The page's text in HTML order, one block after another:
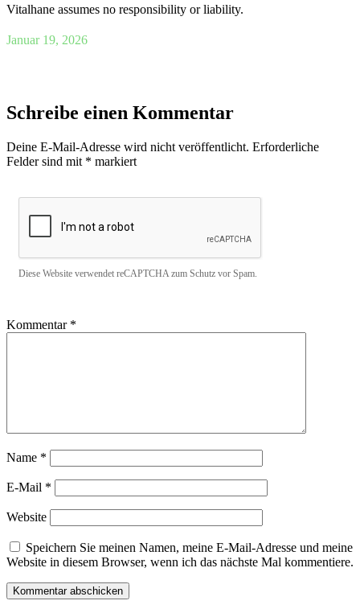
Vitalhane assumes no responsibility or liability.
Januar 19, 2026
Schreibe einen Kommentar
Deine E-Mail-Adresse wird nicht veröffentlicht. Erforderliche
Felder sind mit * markiert
Diese Website verwendet reCAPTCHA zum Schutz vor Spam.
Kommentar *
Name *
E-Mail *
Website
Speichern Sie meinen Namen, meine E-Mail-Adresse und meine
Website in diesem Browser, wenn ich das nächste Mal kommentiere.